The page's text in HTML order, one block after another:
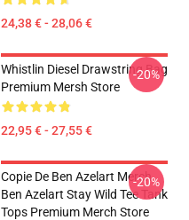
24,38 € - 28,06 €
Whistlin Diesel Drawstring Bag
Premium Mersh Store
22,95 € - 27,55 €
-20%
Copie De Ben Azelart Merch
Ben Azelart Stay Wild Tee Tank
Tops Premium Merch Store
-20%